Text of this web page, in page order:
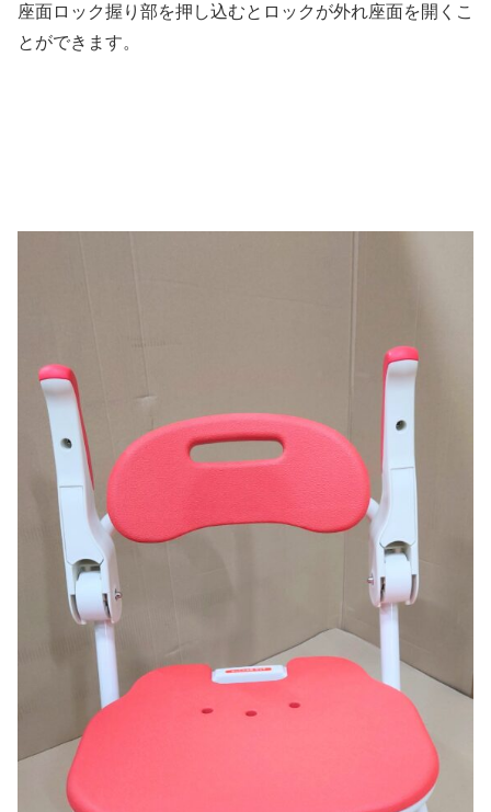
座面ロック握り部を押し込むとロックが外れ座面を開くこ
とができます。